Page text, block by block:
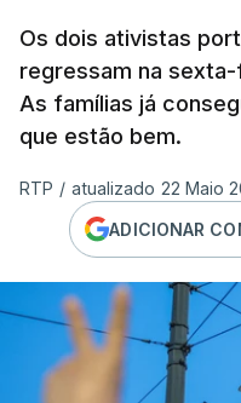
Os dois ativistas
regressam na
As famílias já
que estão bem.
RTP / atualizado 22 Maio
ADICIONAR